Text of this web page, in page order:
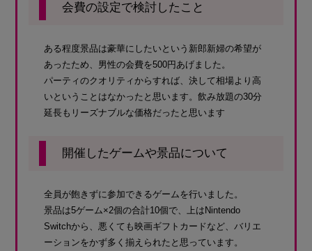
会費の設定で検討したこと
ある程度景品は豪華にしたいという新郎新婦の希望が
あったため、男性の会費を500円あげました。
パーティのクオリティからすれば、決して相場より高
いということはなかったと思います。飲み放題の30分
延長もリーズナブルな価格だったと思います
開催したゲームや景品について
全員が飽きずに参加できるゲームを行いました。
景品は5ゲーム×2個の合計10個で、上はNintendo
Switchから、悪くても映画ギフトカードなど、バリエ
ーションをかず多く揃えられたと思っています。